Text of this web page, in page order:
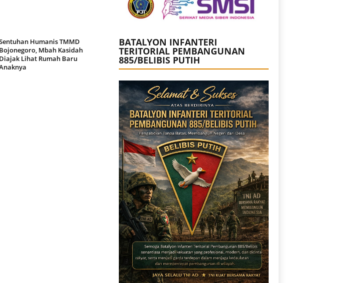
Humanis TMMD
Bojonegoro, Mbah Kasidah
Diajak Lihat Rumah Baru
BATALYON INFANTERI
TERITORIAL PEMBANGUNAN
885/BELIBIS PUTIH